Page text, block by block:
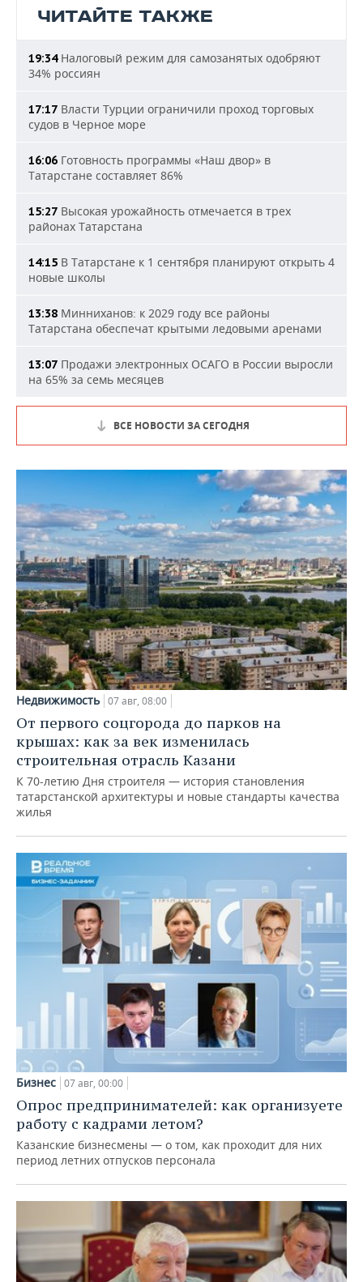
ЧИТАЙТЕ ТАКЖЕ
19:34Налоговый режим для самозанятых одобряют
34% россиян
17:17 Власти Турции ограничили проход торговых
судов в Черное море
16:06 Готовность программы «Наш двор» в
Татарстане составляет 86%
15:27 Высокая урожайность отмечается в трех
районах Татарстана
14:15 В Татарстане к 1 сентября планируют открыть 4
новые школы
13:38 Минниханов: к 2029 году все районы
Татарстана обеспечат крытыми ледовыми аренами
13:07 Продажи электронных ОСАГО в России выросли
на 65% за семь месяцев
ВСЕ НОВОСТИ ЗА СЕГОДНЯ
Недвижимость 07 авг, 08:00
От первого соцгорода до парков на
крышах: как за век изменилась
строительная отрасль Казани
К 70-летию Дня строителя — история становления
татарстанской архитектуры и новые стандарты качества
жилья
Бизнес 07 авг, 00:00
Опрос предпринимателей: как организуете
работу с кадрами летом?
Казанские бизнесмены — о том, как проходит для них
период летних отпусков персонала